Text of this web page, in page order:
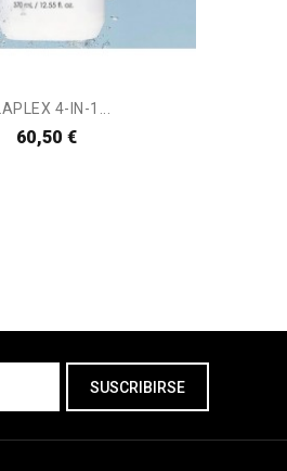
4-IN-1...
60,50 €